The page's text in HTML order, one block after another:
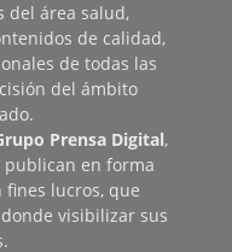
del área salud,
de calidad,
de todas las
del ámbito
Prensa Digital,
publican en forma
lucros, que
visibilizar sus